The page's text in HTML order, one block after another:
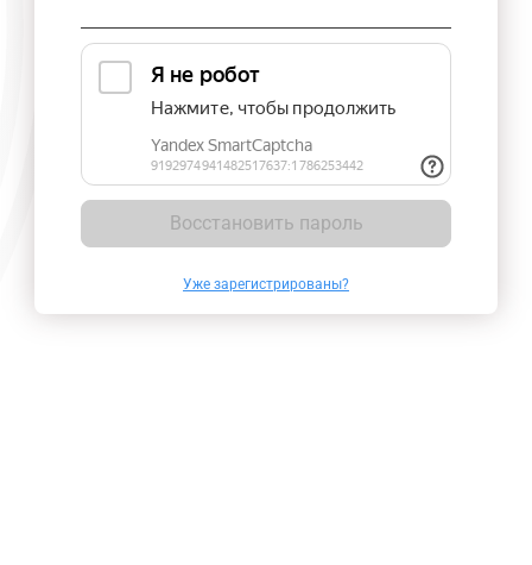
Восстановить пароль
Уже зарегистрированы?